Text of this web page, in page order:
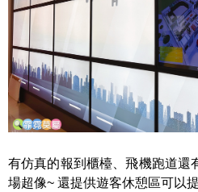
有仿真的報到櫃檯、飛機跑道還
場超像~ 還提供遊客休憩區可以